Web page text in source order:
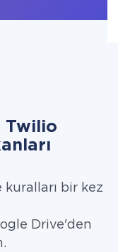
Twilio
kuralları bir kez
Drive'den